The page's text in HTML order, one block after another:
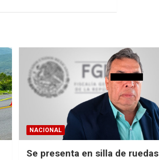
NACIONAL
Se presenta en silla de ruedas